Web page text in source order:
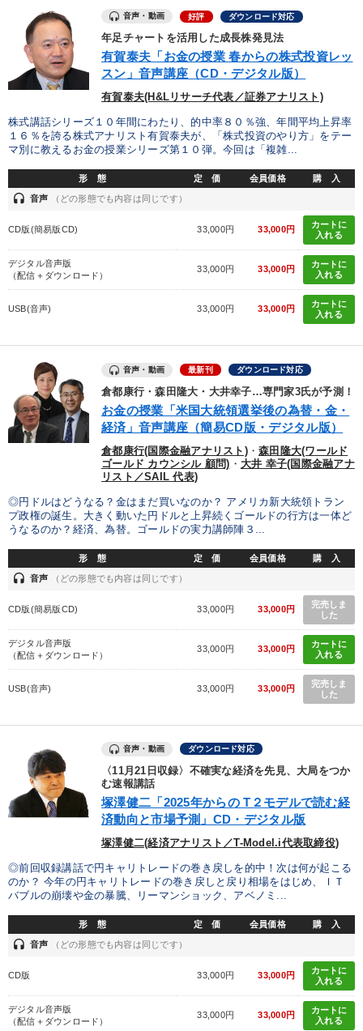
音声・動画 好評 ダウンロード対応
年足チャートを活用した成長株発見法
有賀泰夫「お金の授業 春からの株式投資レッ
スン」音声講座（CD・デジタル版）
有賀泰夫(H&Lリサーチ代表／証券アナリスト)
株式講話シリーズ１０年間にわたり、的中率８０％強、年間平均上昇率
１６％を誇る株式アナリスト有賀泰夫が、「株式投資のやり方」をテー
マ別に教えるお金の授業シリーズ第１０弾。今回は「複雑...
形 態 定 価 会員価格 購 入
headset 音声 （どの形態でも内容は同じです）
CD版(簡易版CD) 33,000円 33,000円
カートに
入れる
デジタル音声版
（配信＋ダウンロード）
33,000円 33,000円
カートに
入れる
USB(音声) 33,000円 33,000円
カートに
入れる
音声・動画 最新刊 ダウンロード対応
倉都康行・森田隆大・大井幸子…専門家3氏が予測！
お金の授業「米国大統領選挙後の為替・金・
経済」音声講座（簡易CD版・デジタル版）
倉都康行(国際金融アナリスト)・森田隆大(ワールド
ゴールド カウンシル 顧問) ・ 大井 幸子(国際金融アナ
リスト／SAIL 代表)
◎円ドルはどうなる？金はまだ買いなのか？ アメリカ新大統領トラン
プ政権の誕生。大きく動いた円ドルと上昇続くゴールドの行方は一体ど
うなるのか？経済、為替。ゴールドの実力講師陣３...
形 態 定 価 会員価格 購 入
headset 音声 （どの形態でも内容は同じです）
CD版(簡易版CD) 33,000円 33,000円
完売しま
した
デジタル音声版
（配信＋ダウンロード）
33,000円 33,000円
カートに
入れる
USB(音声) 33,000円 33,000円
完売しま
した
音声・動画 ダウンロード対応
〈11月21日収録〉不確実な経済を先見、大局をつか
む速報講話
塚澤健二「2025年からの T２モデルで読む経
済動向と市場予測」CD・デジタル版
塚澤健二(経済アナリスト／T-Model.i代表取締役)
◎前回収録講話で円キャリトレードの巻き戻しを的中！次は何が起こる
のか？ 今年の円キャリトレードの巻き戻しと戻り相場をはじめ、ＩＴ
バブルの崩壊や金の暴騰、リーマンショック、アベノミ...
形 態 定 価 会員価格 購 入
headset 音声 （どの形態でも内容は同じです）
CD版 33,000円 33,000円
カートに
入れる
デジタル音声版
（配信＋ダウンロード）
33,000円 33,000円
カートに
入れる